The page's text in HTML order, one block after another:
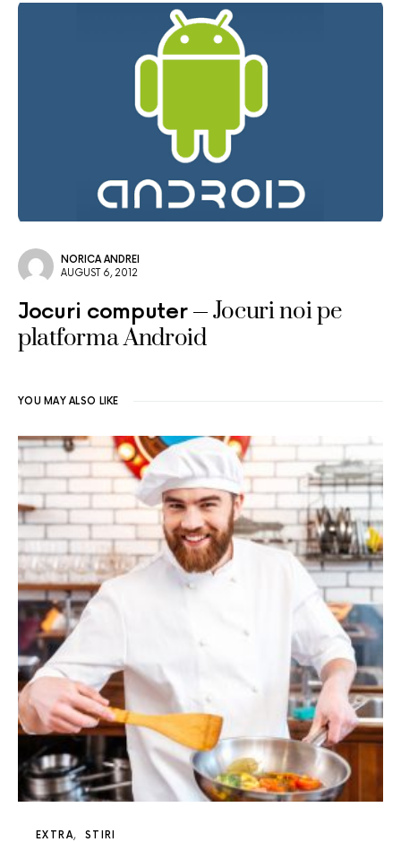
NORICA ANDREI
AUGUST 6, 2012
Jocuri computer
Jocuri noi pe
platforma Android
YOU MAY ALSO LIKE
EXTRA STIRI